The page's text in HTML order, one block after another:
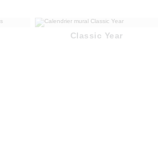
Classic Year